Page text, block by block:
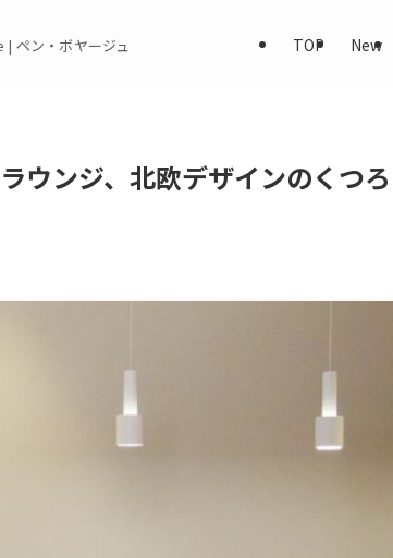
ペン・ボヤージュ TOP New
ウンジ、北欧デザインのくつろ